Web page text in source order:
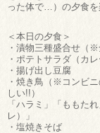
った体で…）の夕食
＜本日の夕食＞
・漬物三種盛合せ（
・ポテトサラダ（カレ
・揚げ出し豆腐
・焼き鳥（※コンビ
しい!!）
「ハラミ」「ももた
レ）」
・塩焼きそば